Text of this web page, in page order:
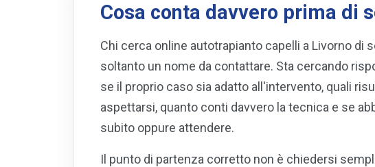
Cosa conta davvero prima di
Chi cerca online autotrapianto capelli a Livorno di
soltanto un nome da contattare. Sta cercando
se il proprio caso sia adatto all'intervento, quali
aspettarsi, quanto conti davvero la tecnica e se
subito oppure attendere.
Il punto di partenza corretto non è chiedersi